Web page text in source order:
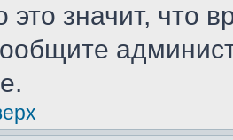
это значит, что